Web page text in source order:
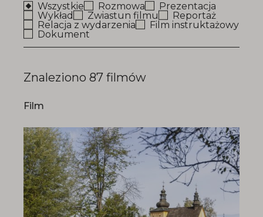
Wszystkie Rozmowa
Prezentacja
Wykład
Zwiastun filmu
Reportaż
Relacja z wydarzenia
Film instruktażowy
Dokument
Znaleziono 87 filmów
Film